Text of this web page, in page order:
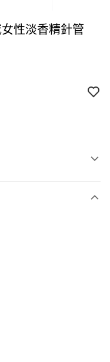
女性淡香精針管